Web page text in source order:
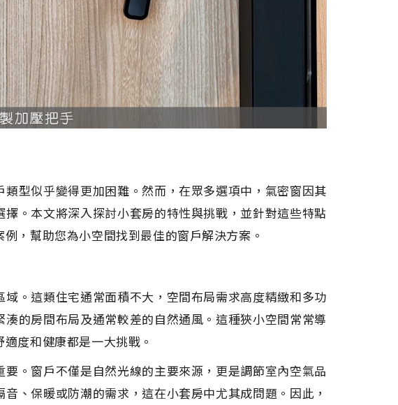
型似乎變得更加困難。然而，在眾多選項中，氣密窗因其
。本文將深入探討小套房的特性與挑戰，並針對這些特點
，幫助您為小空間找到最佳的窗戶解決方案。
。這類住宅通常面積不大，空間布局需求高度精緻和多功
的房間布局及通常較差的自然通風。這種狹小空間常常導
度和健康都是一大挑戰。
。窗戶不僅是自然光線的主要來源，更是調節室內空氣品
、保暖或防潮的需求，這在小套房中尤其成問題。因此，